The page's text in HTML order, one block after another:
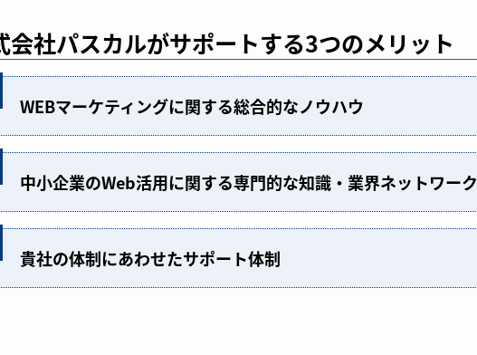
会社パスカルがサポートする3つのメリット
WEBマーケティングに関する総合的なノウハウ
中小企業のWeb活用に関する専門的な知識・業界ネットワーク
貴社の体制にあわせたサポート体制